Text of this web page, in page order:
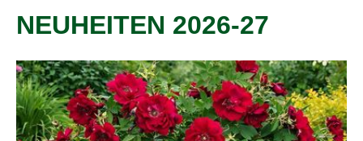
NEUHEITEN 2026-27